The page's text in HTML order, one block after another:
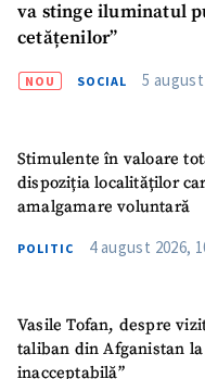
va stinge iluminatul
cetățenilor”
NOU SOCIAL 5 august
Stimulente în valoare
dispoziția localităților
amalgamare voluntară
POLITIC 4 august 2026,
Vasile Tofan, despre
taliban din Afganistan
inacceptabilă”